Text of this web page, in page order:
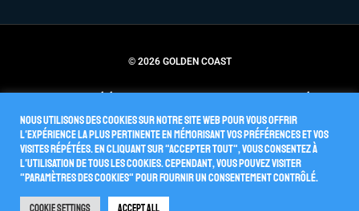
© 2026 GOLDEN COAST
Nous utilisons des cookies sur notre site Web pour vous offrir
l'expérience la plus pertinente en mémorisant vos préférences et vos
visites répétées. En cliquant sur "Accepter tout", vous consentez à
l'utilisation de TOUS les cookies. Cependant, vous pouvez visiter
"Paramètres des cookies" pour fournir un consentement contrôlé.